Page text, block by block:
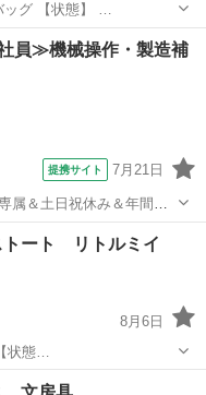
トートバッグ 【状態】 …
員≫機械操作・製造補
提携サイト 7月21日
属＆土日祝休み＆年間休
勤OK＆無料駐車場あり
常陸大宮市》 人気の
トート リトルミイ
8月6日
トート リトルミイ 【状態…
ストート